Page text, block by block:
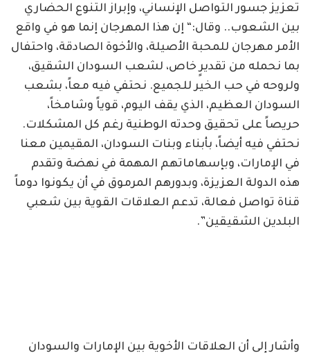
تعزيز جسور التواصل الإنساني، وإبراز التنوع الحضاري
بين الشعوب.. وقال:“ إن هذا المهرجان إنما هو في واقع
الأمر مهرجان للمحبة الأصيلة، والأخوة الصادقة، واحتفال
بما نحمله من تقديرٍ خاص، لشعب السودان الشقيق،
ولروحه في حب الخير للجميع. نحتفي فيه معاً، بشعب
السودان العظيم، الذي يقف اليوم، قوياً وشامخاً،
حريصاً على تحقيق وحدته الوطنية رغم كل المشكلات.
نحتفي فيه أيضاً، بأبناء وبنات السودان، المقيمين معنا
في الإمارات، وبإسهاماتهم المهمة في نهضة وتقدم
هذه الدولة العزيزة، وبدورهم المرموق في أن يكونوا دوماً
قناة تواصل فعالة، تدعم العلاقات القوية بين شعبي
البلدين الشقيقين”.
وأشار إلى أن العلاقات الأخوية بين الإمارات والسودان